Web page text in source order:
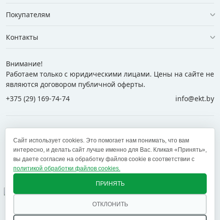
Покупателям
Контакты
Внимание!
Работаем только с юридическими лицами. Цены на сайте не
являются договором публичной оферты.
+375 (29) 169-74-74
info@ekt.by
+375 (17) 269-74-74
zakaz@ekt.by
Оставить отзыв
Сайт использует cookies. Это помогает нам понимать, что вам
интересно, и делать сайт лучше именно для Вас. Кликая «Принять»,
вы даете согласие на обработку файлов cookie в соответствии с
политикой обработки файлов cookies.
ОТКЛОНИТЬ
ПРИНЯТЬ